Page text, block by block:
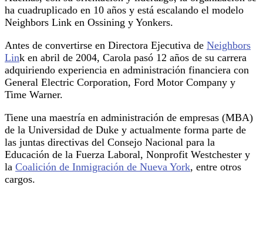
ha cuadruplicado en 10 años y está escalando el modelo
Neighbors Link en Ossining y Yonkers.
Antes de convertirse en Directora Ejecutiva de Neighbors
Link en abril de 2004, Carola pasó 12 años de su carrera
adquiriendo experiencia en administración financiera con
General Electric Corporation, Ford Motor Company y
Time Warner.
Tiene una maestría en administración de empresas (MBA)
de la Universidad de Duke y actualmente forma parte de
las juntas directivas del Consejo Nacional para la
Educación de la Fuerza Laboral, Nonprofit Westchester y
la Coalición de Inmigración de Nueva York, entre otros
cargos.